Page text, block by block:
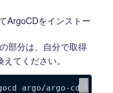
ArgoCDをインストー
の部分は、自分で取得
てください。
argo/argo-cd \